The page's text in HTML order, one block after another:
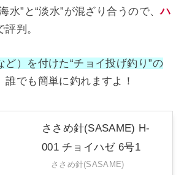
水”と“淡水”が混ざり合うので、ハ
判。
ど）を付けた“チョイ投げ釣り”の
誰でも簡単に釣れますよ！
ささめ針(SASAME) H-
001 チョイハゼ 6号1
ささめ針(SASAME)